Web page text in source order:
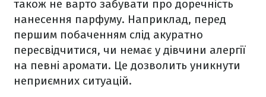
також не варто забувати про доречність
нанесення парфуму. Наприклад, перед
першим побаченням слід акуратно
пересвідчитися, чи немає у дівчини алергії
на певні аромати. Це дозволить уникнути
неприємних ситуацій.